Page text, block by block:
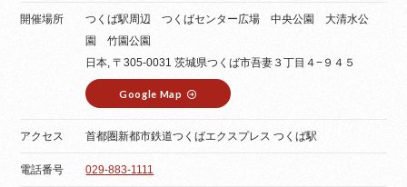
開催場所
つくば駅周辺 つくばセンター広場 中央公園 大清水公
園 竹園公園
日本, 〒305-0031 茨城県つくば市吾妻３丁目４−９４５
Google Map
アクセス 首都圏新都市鉄道つくばエクスプレス つくば駅
電話番号 029-883-1111